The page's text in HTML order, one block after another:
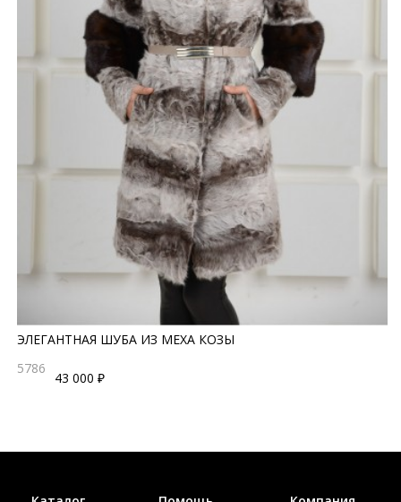
ЭЛЕГАНТНАЯ ШУБА ИЗ МЕХА КОЗЫ
5786
43 000 ₽